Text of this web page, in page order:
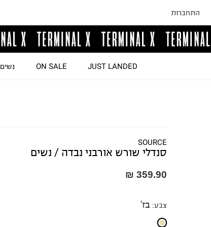
התחברות
JUST LANDED
ON SALE נשים
SOURCE
סנדלי שורש אורבני נבדה / נשים
359.90 ₪
צבע: בז'